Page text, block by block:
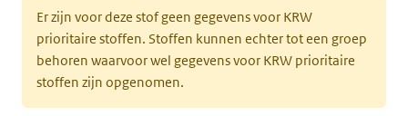
Er zijn voor deze stof geen gegevens voor KRW
prioritaire stoffen. Stoffen kunnen echter tot een groep
behoren waarvoor wel gegevens voor KRW prioritaire
stoffen zijn opgenomen.